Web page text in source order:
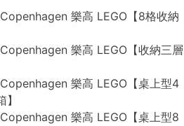
樂高 LEGO【8格收納
樂高 LEGO【收納三層
樂高 LEGO【桌上型4
樂高 LEGO【桌上型8